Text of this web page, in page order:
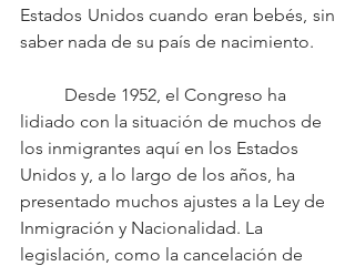
Estados Unidos cuando eran bebés, sin
saber nada de su país de nacimiento.
lidiado con la situación de muchos de
los inmigrantes aquí en los Estados
Unidos y, a lo largo de los años, ha
presentado muchos ajustes a la Ley de
Inmigración y Nacionalidad. La
legislación, como la cancelación de